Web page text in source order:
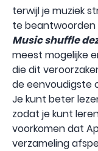
terwijl je muziek
te beantwoorden
Music shuffle
meest mogelijke
die dit
de eenvoudigste
Je kunt beter
zodat je kunt
voorkomen dat
verzameling